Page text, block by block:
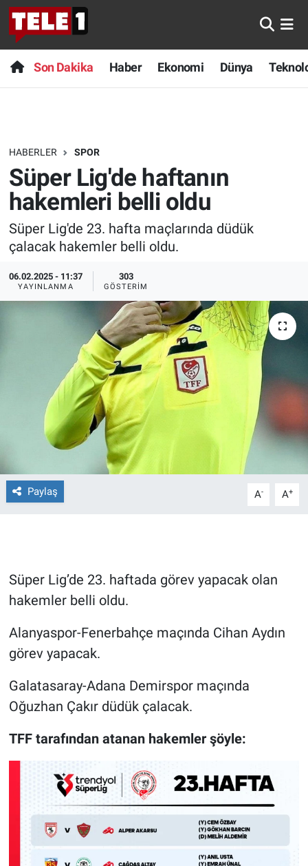
Son Dakika Haber Ekonomi Dünya
HABERLER SPOR
Süper Lig'de haftanın
hakemleri belli oldu
Süper Lig'de 23. hafta maçlarında düdük
çalacak hakemler belli oldu.
06.02.2025 - 11:37
YAYINLANMA
303
GÖSTERIM
Paylaş A- A+
Süper Lig’de 23. haftada görev yapacak olan
hakemler belli oldu.
Alanyaspor-Fenerbahçe maçında Cihan Aydın
görev yapacak.
Galatasaray-Adana Demirspor maçında
Oğuzhan Çakır düdük çalacak.
TFF tarafından atanan hakemler şöyle:
Anında Manşet
Başka Sohbetler
Bilim turu
Bilim ve Teknoloji Evreni
Doğa Konuşuyor
Ege Saati
Ege'den Esintiler
Eğitim
Eğlence
Ekonomi
Forum
Gün Bitiyor
Gündem Özel
Günün görüntüsü
Kimdir
Koronavirüs
Kültür Sanat
Son Dakika
Haber
Dünya
Teknoloji
Sağlık
Yayın Akışı
Nöbetçi Eczaneler
Hava Durumu
Trafik Durumu
Süper Lig Puan Durumu ve Fikstür
Tüm Manşetler
Haber Arşivi